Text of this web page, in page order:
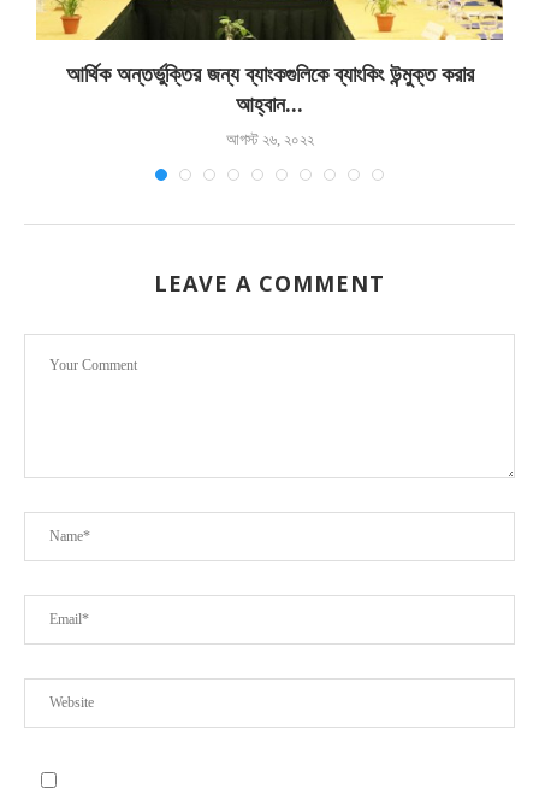
আর্থিক অন্তর্ভুক্তির জন্য ব্যাংকগুলিকে ব্যাংকিং উন্মুক্ত করার
আহ্বান...
আগস্ট ২৬, ২০২২
LEAVE A COMMENT